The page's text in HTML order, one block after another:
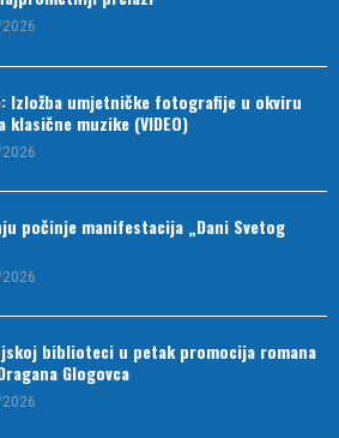
Izložba umjetničke fotografije u okviru
klasične muzike (VIDEO)
počinje manifestacija „Dani Svetog
biblioteci u petak promocija romana
Glogovca